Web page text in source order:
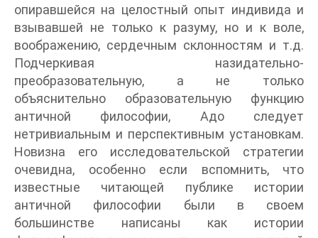
опиравшейся на целостный опыт индивида и
взывавшей не только к разуму, но и к воле,
воображению, сердечным склонностям и т.д.
Подчеркивая назидательно-
преобразовательную, а не только
объяснительно образовательную функцию
античной философии, Адо следует
нетривиальным и перспективным установкам.
Новизна его исследовательской стратегии
очевидна, особенно если вспомнить, что
известные читающей публике истории
античной философии были в своем
большинстве написаны как истории